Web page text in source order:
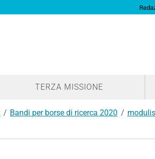
TERZA MISSIONE
Bandi per borse di ricerca 2020